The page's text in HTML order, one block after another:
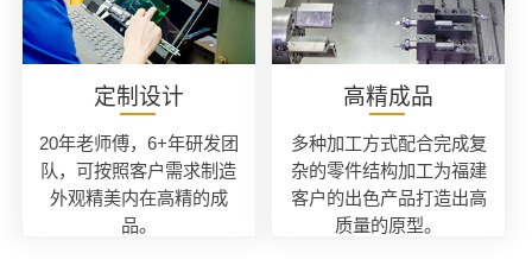
定制设计
20年老师傅，6+年研发团
队，可按照客户需求制造
外观精美内在高精的成
品。
高精成品
多种加工方式配合完成复
杂的零件结构加工为福建
客户的出色产品打造出高
质量的原型。